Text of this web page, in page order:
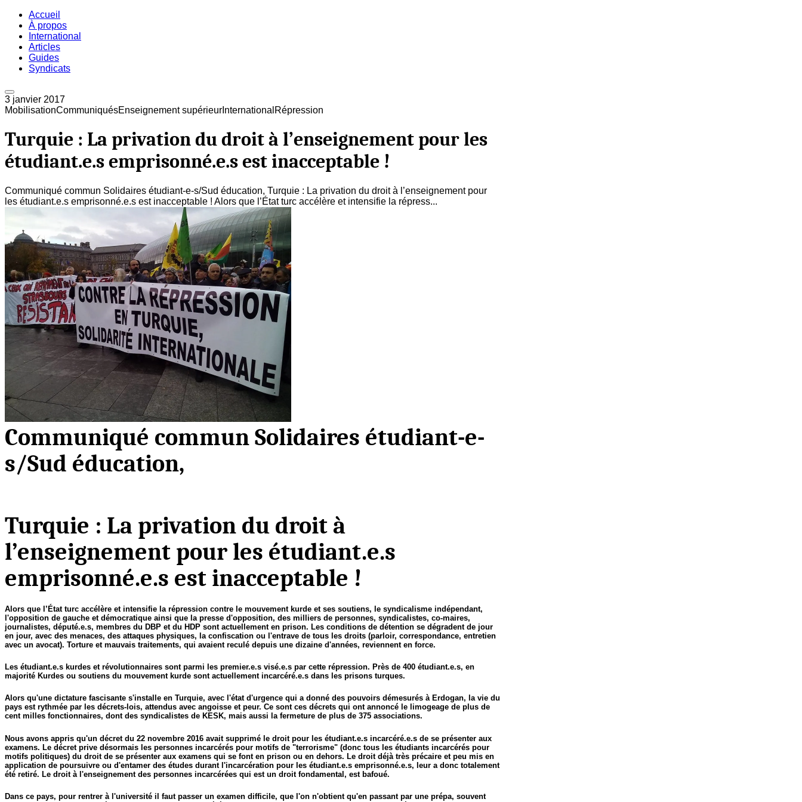
Accueil
À propos
International
Articles
Guides
Syndicats
3 janvier 2017
MobilisationCommuniquésEnseignement supérieur International Répression
Turquie : La privation du droit à l’enseignement pour les
étudiant.e.s emprisonné.e.s est inacceptable !
Communiqué commun Solidaires étudiant-e-s/Sud éducation, Turquie : La privation du droit à l’enseignement pour
les étudiant.e.s emprisonné.e.s est inacceptable ! Alors que l’État turc accélère et intensifie la répress...
Communiqué commun Solidaires étudiant-e-
s/Sud éducation,
Turquie : La privation du droit à
l’enseignement pour les étudiant.e.s
emprisonné.e.s est inacceptable !
Alors que l’État turc accélère et intensifie la répression contre le mouvement kurde et ses soutiens, le syndicalisme indépendant,
l'opposition de gauche et démocratique ainsi que la presse d'opposition, des milliers de personnes, syndicalistes, co-maires,
journalistes, député.e.s, membres du DBP et du HDP sont actuellement en prison. Les conditions de détention se dégradent de jour
en jour, avec des menaces, des attaques physiques, la confiscation ou l'entrave de tous les droits (parloir, correspondance, entretien
avec un avocat). Torture et mauvais traitements, qui avaient reculé depuis une dizaine d'années, reviennent en force.
Les étudiant.e.s kurdes et révolutionnaires sont parmi les premier.e.s visé.e.s par cette répression. Près de 400 étudiant.e.s, en
majorité Kurdes ou soutiens du mouvement kurde sont actuellement incarcéré.e.s dans les prisons turques.
Alors qu'une dictature fascisante s'installe en Turquie, avec l'état d'urgence qui a donné des pouvoirs démesurés à Erdogan, la vie du
pays est rythmée par les décrets-lois, attendus avec angoisse et peur. Ce sont ces décrets qui ont annoncé le limogeage de plus de
cent milles fonctionnaires, dont des syndicalistes de KESK, mais aussi la fermeture de plus de 375 associations.
Nous avons appris qu'un décret du 22 novembre 2016 avait supprimé le droit pour les étudiant.e.s incarcéré.e.s de se présenter aux
examens. Le décret prive désormais les personnes incarcérés pour motifs de "terrorisme" (donc tous les étudiants incarcérés pour
motifs politiques) du droit de se présenter aux examens qui se font en prison ou en dehors. Le droit déjà très précaire et peu mis en
application de poursuivre ou d'entamer des études durant l'incarcération pour les étudiant.e.s emprisonné.e.s, leur a donc totalement
été retiré. Le droit à l'enseignement des personnes incarcérées qui est un droit fondamental, est bafoué.
Dans ce pays, pour rentrer à l'université il faut passer un examen difficile, que l'on n'obtient qu'en passant par une prépa, souvent